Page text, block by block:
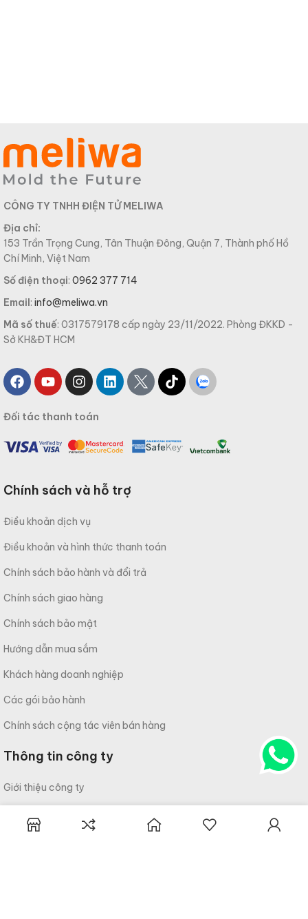
CÔNG TY TNHH ĐIỆN TỬ MELIWA
Địa chỉ:
153 Trần Trọng Cung, Tân Thuận Đông, Quận 7, Thành phố Hồ
Chí Minh, Việt Nam
Số điện thoại: 0962 377 714
Email: info@meliwa.vn
Mã số thuế: 0317579178 cấp ngày 23/11/2022. Phòng ĐKKD -
Sở KH&ĐT HCM
Đối tác thanh toán
Chính sách và hỗ trợ
Điều khoản dịch vụ
Điều khoản và hình thức thanh toán
Chính sách bảo hành và đổi trả
Chính sách giao hàng
Chính sách bảo mật
Hướng dẫn mua sắm
Khách hàng doanh nghiệp
Các gói bảo hành
Chính sách cộng tác viên bán hàng
Thông tin công ty
Giới thiệu công ty